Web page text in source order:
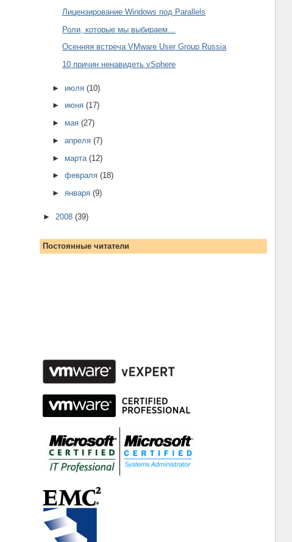
Лицензирование Windows под Parallels
Роли, которые мы выбираем…
Осенняя встреча VMware User Group Russia
10 причин ненавидеть vSphere
► июля(10)
► июня(17)
► мая(27)
►апреля(7)
► марта(12)
►февраля(18)
►января(9)
► 2008 (39)
Постоянные читатели